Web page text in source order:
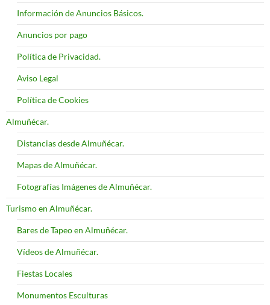
Información de Anuncios Básicos.
Anuncios por pago
Política de Privacidad.
Aviso Legal
Política de Cookies
Almuñécar.
Distancias desde Almuñécar.
Mapas de Almuñécar.
Fotografías Imágenes de Almuñécar.
Turismo en Almuñécar.
Bares de Tapeo en Almuñécar.
Vídeos de Almuñécar.
Fiestas Locales
Monumentos Esculturas